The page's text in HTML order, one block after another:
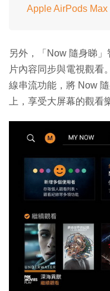
Apple AirPods
另外，「Now 隨身睇
片內容同步與電視觀看
線串流功能，將 Now
上，享受大屏幕的觀看